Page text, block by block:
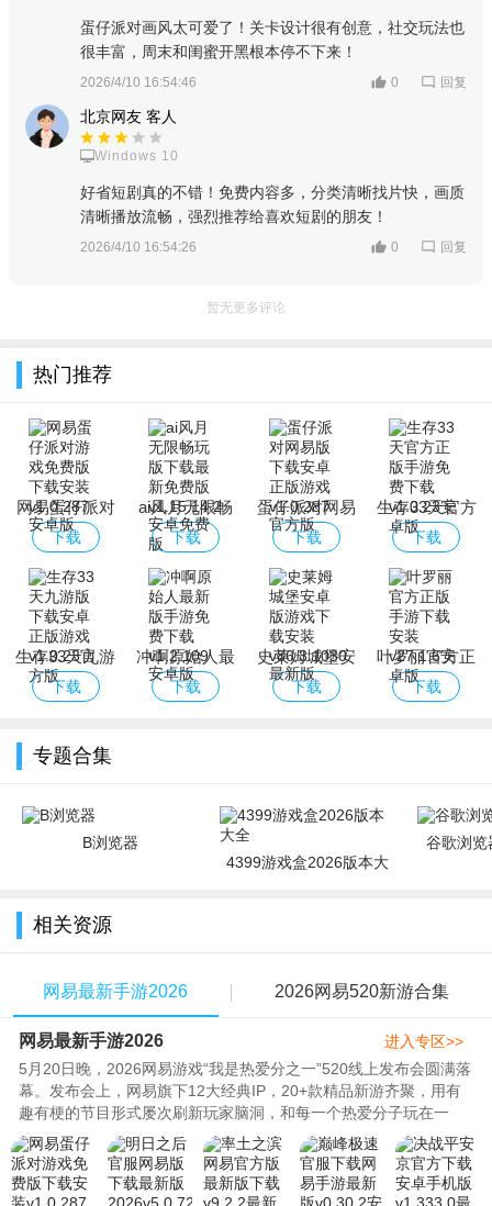
蛋仔派对画风太可爱了！关卡设计很有创意，社交玩法也
很丰富，周末和闺蜜开黑根本停不下来！
2026/4/10 16:54:46 0 回复
北京网友 客人
Windows 10
好省短剧真的不错！免费内容多，分类清晰找片快，画质
清晰播放流畅，强烈推荐给喜欢短剧的朋友！
2026/4/10 16:54:26 0 回复
暂无更多评论
热门推荐
网易蛋仔派对
游戏免费版下
载安装
下载
ai风月无限畅
玩版下载最新
免费版
下载
蛋仔派对网易
版下载安卓正
版游戏
下载
生存33天官方
正版手游免费
下载
生存33天九游
版下载安卓正
下载
冲啊原始人最
新版手游免费
下载
史莱姆城堡安
卓版游戏下载
下载
叶罗丽官方正
版手游下载安
下载
专题合集
B浏览器
4399游戏盒2026版本大
谷歌浏览
相关资源
网易最新手游2026 2026网易520新游合集
网易最新手游2026
5月20日晚，2026网易游戏“我是热爱分之一”520线上发布会圆满落
幕。发布会上，网易旗下12大经典IP，20+款精品新游齐聚，用有
趣有梗的节目形式屡次刷新玩家脑洞，和每一个热爱分子玩在一
起，同时也带出了本年度一系列..
进入专区>>